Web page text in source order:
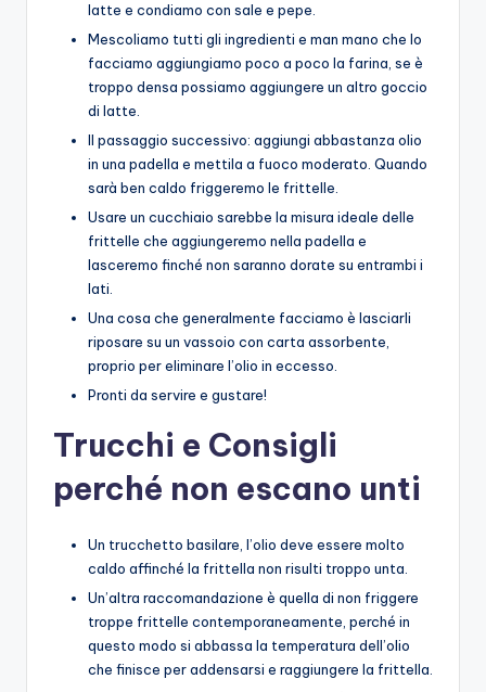
latte e condiamo con sale e pepe.
Mescoliamo tutti gli ingredienti e man mano che lo
facciamo aggiungiamo poco a poco la farina, se è
troppo densa possiamo aggiungere un altro goccio
di latte.
Il passaggio successivo: aggiungi abbastanza olio
in una padella e mettila a fuoco moderato. Quando
sarà ben caldo friggeremo le frittelle.
Usare un cucchiaio sarebbe la misura ideale delle
frittelle che aggiungeremo nella padella e
lasceremo finché non saranno dorate su entrambi i
lati.
Una cosa che generalmente facciamo è lasciarli
riposare su un vassoio con carta assorbente,
proprio per eliminare l’olio in eccesso.
Pronti da servire e gustare!
Trucchi e Consigli
perché non escano unti
Un trucchetto basilare, l’olio deve essere molto
caldo affinché la frittella non risulti troppo unta.
Un’altra raccomandazione è quella di non friggere
troppe frittelle contemporaneamente, perché in
questo modo si abbassa la temperatura dell’olio
che finisce per addensarsi e raggiungere la frittella.